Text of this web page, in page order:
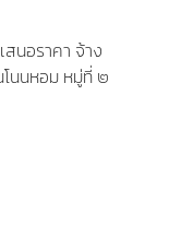
สนอราคา จ้าง
นนหอม หมู่ที่ ๒